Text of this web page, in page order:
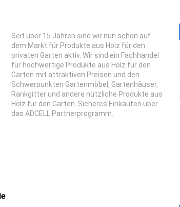
Seit über 15 Jahren sind wir nun schon auf
dem Markt für Produkte aus Holz für den
privaten Garten aktiv. Wir sind ein Fachhandel
für hochwertige Produkte aus Holz für den
Garten mit attraktiven Preisen und den
Schwerpunkten Gartenmöbel, Gartenhäuser,
Rankgitter und andere nützliche Produkte aus
Holz für den Garten. Sicheres Einkaufen über
das ADCELL Partnerprogramm.